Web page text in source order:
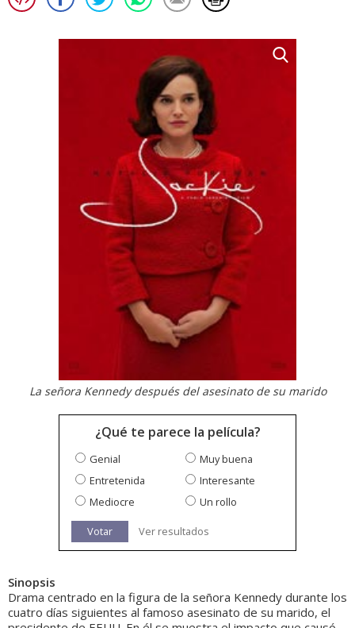
La señora Kennedy después del asesinato de su marido
¿Qué te parece la película?
Genial
Muy buena
Entretenida
Interesante
Mediocre
Un rollo
Votar Ver resultados
Sinopsis
Drama centrado en la figura de la señora Kennedy durante los
cuatro días siguientes al famoso asesinato de su marido, el